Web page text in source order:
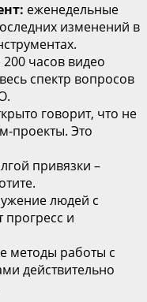
еженедельные
изменений в
200 часов видео
спектр вопросов
говорит, что не
Это
привязки –
людей с
и
методы работы с
действительно